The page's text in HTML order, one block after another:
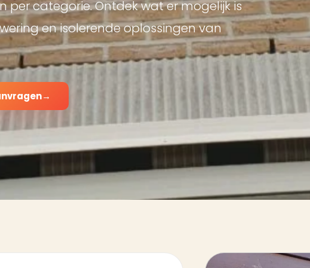
per categorie. Ontdek wat er mogelijk is
en isolerende oplossingen van
→